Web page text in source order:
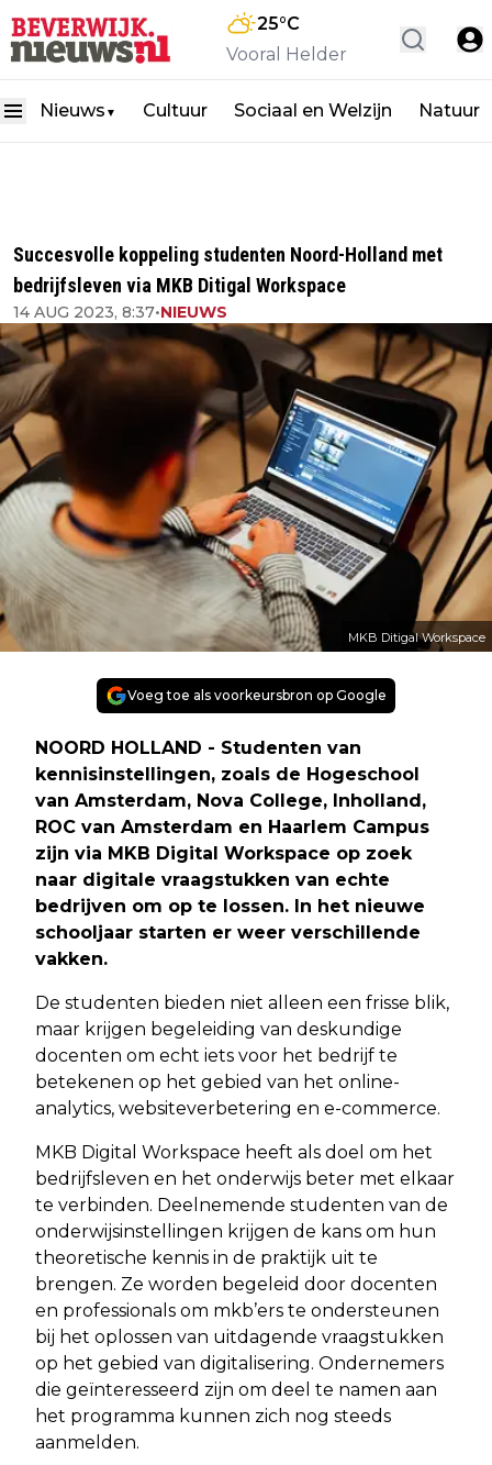
25°C
Vooral Helder
Nieuws ▼ Cultuur Sociaal en Welzijn Natuur
Succesvolle koppeling studenten Noord-Holland met
bedrijfsleven via MKB Ditigal Workspace
14 AUG 2023, 8:37•NIEUWS
MKB Ditigal Workspace
Voeg toe als voorkeursbron op Google
NOORD HOLLAND - Studenten van
kennisinstellingen, zoals de Hogeschool
van Amsterdam, Nova College, Inholland,
ROC van Amsterdam en Haarlem Campus
zijn via MKB Digital Workspace op zoek
naar digitale vraagstukken van echte
bedrijven om op te lossen. In het nieuwe
schooljaar starten er weer verschillende
vakken.
De studenten bieden niet alleen een frisse blik,
maar krijgen begeleiding van deskundige
docenten om echt iets voor het bedrijf te
betekenen op het gebied van het online-
analytics, websiteverbetering en e-commerce.
MKB Digital Workspace heeft als doel om het
bedrijfsleven en het onderwijs beter met elkaar
te verbinden. Deelnemende studenten van de
onderwijsinstellingen krijgen de kans om hun
theoretische kennis in de praktijk uit te
brengen. Ze worden begeleid door docenten
en professionals om mkb’ers te ondersteunen
bij het oplossen van uitdagende vraagstukken
op het gebied van digitalisering. Ondernemers
die geïnteresseerd zijn om deel te namen aan
het programma kunnen zich nog steeds
aanmelden.